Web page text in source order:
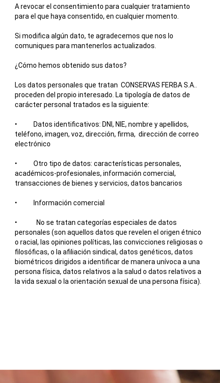
A revocar el consentimiento para cualquier tratamiento
para el que haya consentido, en cualquier momento.
Si modifica algún dato, te agradecemos que nos lo
comuniques para mantenerlos actualizados.
¿Cómo hemos obtenido sus datos?
Los datos personales que tratan CONSERVAS FERBA S.A.
proceden del propio interesado. La tipología de datos de
carácter personal tratados es la siguiente:
• Datos identificativos: DNI, NIE, nombre y apellidos,
teléfono, imagen, voz, dirección, firma, dirección de correo
electrónico
• Otro tipo de datos: características personales,
académicos-profesionales, información comercial,
transacciones de bienes y servicios, datos bancarios
• Información comercial
• No se tratan categorías especiales de datos
personales (son aquellos datos que revelen el origen étnico
o racial, las opiniones políticas, las convicciones religiosas o
filosóficas, o la afiliación sindical, datos genéticos, datos
biométricos dirigidos a identificar de manera unívoca a una
persona física, datos relativos a la salud o datos relativos a
la vida sexual o la orientación sexual de una persona física).